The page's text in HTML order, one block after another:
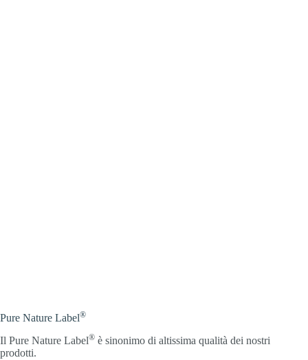
Pure Nature Label®
Il Pure Nature Label® è sinonimo di altissima qualità dei nostri
prodotti.